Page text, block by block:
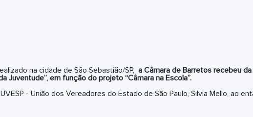
na cidade de São Sebastião/SP, a Câmara de Barretos recebeu
Juventude”, em função do projeto “Câmara na Escola”.
- União dos Vereadores do Estado de São Paulo, Silvia Mello, ao